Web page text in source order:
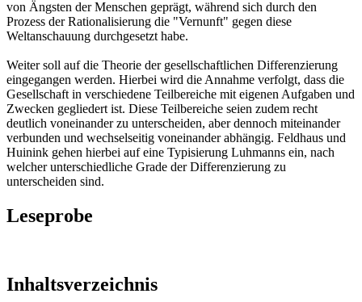
von Ängsten der Menschen geprägt, während sich durch den
Prozess der Rationalisierung die "Vernunft" gegen diese
Weltanschauung durchgesetzt habe.
Weiter soll auf die Theorie der gesellschaftlichen Differenzierung
eingegangen werden. Hierbei wird die Annahme verfolgt, dass die
Gesellschaft in verschiedene Teilbereiche mit eigenen Aufgaben und
Zwecken gegliedert ist. Diese Teilbereiche seien zudem recht
deutlich voneinander zu unterscheiden, aber dennoch miteinander
verbunden und wechselseitig voneinander abhängig. Feldhaus und
Huinink gehen hierbei auf eine Typisierung Luhmanns ein, nach
welcher unterschiedliche Grade der Differenzierung zu
unterscheiden sind.
Leseprobe
Inhaltsverzeichnis